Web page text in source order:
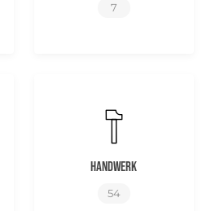
7
Handwerk
54